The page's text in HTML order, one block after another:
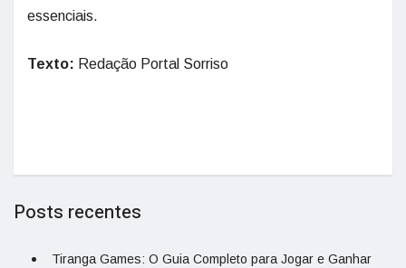
essenciais.
Texto: Redação Portal Sorriso
Posts recentes
Tiranga Games: O Guia Completo para Jogar e Ganhar